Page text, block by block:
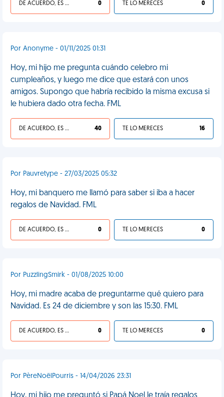
DE ACUERDO, ES UNA VIDA HP 0 TE LO MERECES 0
Por Anonyme - 01/11/2025 01:31
Hoy, mi hijo me pregunta cuándo celebro mi
cumpleaños, y luego me dice que estará con unos
amigos. Supongo que habría recibido la misma excusa si
le hubiera dado otra fecha. FML
DE ACUERDO, ES UNA VIDA HP 40 TE LO MERECES 16
Por Pauvretype - 27/03/2025 05:32
Hoy, mi banquero me llamó para saber si iba a hacer
regalos de Navidad. FML
DE ACUERDO, ES UNA VIDA HP 0 TE LO MERECES 0
Por PuzzlingSmirk - 01/08/2025 10:00
Hoy, mi madre acaba de preguntarme qué quiero para
Navidad. Es 24 de diciembre y son las 15:30. FML
DE ACUERDO, ES UNA VIDA HP 0 TE LO MERECES 0
Por PèreNoëlPourris - 14/04/2026 23:31